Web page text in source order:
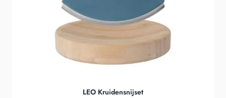
LEO Kruidensnijset